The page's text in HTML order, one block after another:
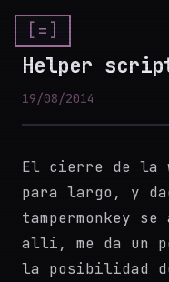
[=]
Helper
19/08/2014
El cierre de la
para largo, y
tampermonkey
alli, me da un
la posibilidad